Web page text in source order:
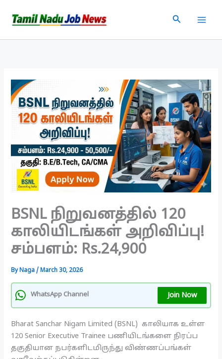
Search
BSNL நிறுவனத்தில் 120
காலியிடங்கள் அறிவிப்பு!
சம்பளம்: Rs.24,900
ByNaga/March 30, 2026
WhatsApp Channel Join Now
Bharat Sanchar Nigam Limited (BSNL) காலியாக உள்ள
120 Senior Executive Trainee பணியிடங்களை நிரப்ப
தகுதியான நபர்களிடமிருந்து விண்ணப்பங்கள்